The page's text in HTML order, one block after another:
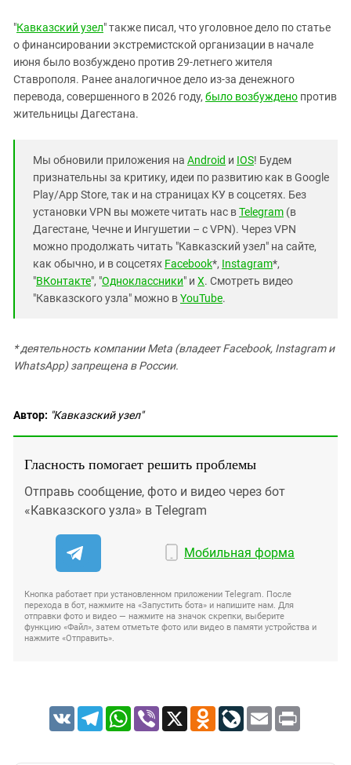
"Кавказский узел" также писал, что уголовное дело по статье
о финансировании экстремистской организации в начале
июня было возбуждено против 29-летнего жителя
Ставрополя. Ранее аналогичное дело из-за денежного
перевода, совершенного в 2026 году, было возбуждено против
жительницы Дагестана.
Мы обновили приложения на Android и IOS! Будем
признательны за критику, идеи по развитию как в Google
Play/App Store, так и на страницах КУ в соцсетях. Без
установки VPN вы можете читать нас вTelegram (в
Дагестане, Чечне и Ингушетии – с VPN). Через VPN
можно продолжать читать "Кавказский узел" на сайте,
как обычно, и в соцсетях Facebook*, Instagram*,
"ВКонтакте", "Одноклассники" и X. Смотреть видео
"Кавказского узла" можно вYouTube.
* деятельность компании Meta (владеет Facebook, Instagram и
WhatsApp) запрещена в России.
Автор: "Кавказский узел"
Гласность помогает решить проблемы
Отправь сообщение, фото и видео через бот
«Кавказского узла» в Telegram
Мобильная форма
Кнопка работает при установленном приложении Telegram. После
перехода в бот, нажмите на «Запустить бота» и напишите нам. Для
отправки фото и видео — нажмите на значок скрепки, выберите
функцию «Файл», затем отметьте фото или видео в памяти устройства и
нажмите «Отправить».
VK TelegramWhatsApp
Viber X Odnoklassniki
LiveJournal
Email Print